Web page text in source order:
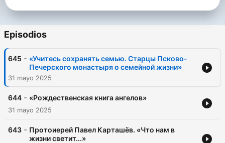
Episodios
645 - «Учитесь сохранять семью. Старцы Псково-
Печерского монастыря о семейной жизни»
31 mayo 2025
644 - «Рождественская книга ангелов»
31 mayo 2025
643 - Протоиерей Павел Карташёв. «Что нам в
жизни светит...»